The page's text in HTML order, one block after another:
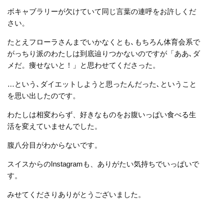
ボキャブラリーが欠けていて同じ言葉の連呼をお許しくだ
さい。
たとえフローラさんまでいかなくとも､もちろん体育会系で
がっちり派のわたしは到底辿りつかないのですが「ああ､ダ
メだ。痩せないと！」と思わせてくださった。
…という､ダイエットしようと思ったんだった､ということ
を思い出したのです。
わたしは相変わらず、好きなものをお腹いっぱい食べる生
活を変えていませんでした。
腹八分目がわからないです。
スイスからのInstagramも、ありがたい気持ちでいっぱいで
す。
みせてくださりありがとうございました。